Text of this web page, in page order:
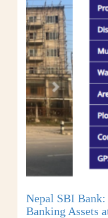
Nepal SBI
Banking Assets